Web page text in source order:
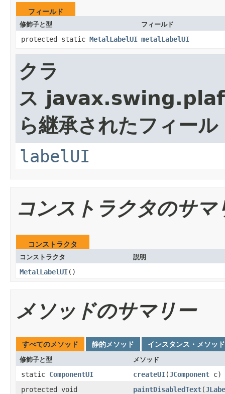
フィールド
修飾子と型 フィールド
protected static MetalLabelUI metalLabelUI
クラ
ス
ら継承されたフィール
labelUI
コンストラクタのサマ
コンストラクタ
コンストラクタ 説明
MetalLabelUI()
メソッドのサマリー
すべてのメソッド 静的メソッド インスタンス・メソッド
修飾子と型 メソッド
static ComponentUI createUI(JComponent c)
protected void
paintDisabledText(